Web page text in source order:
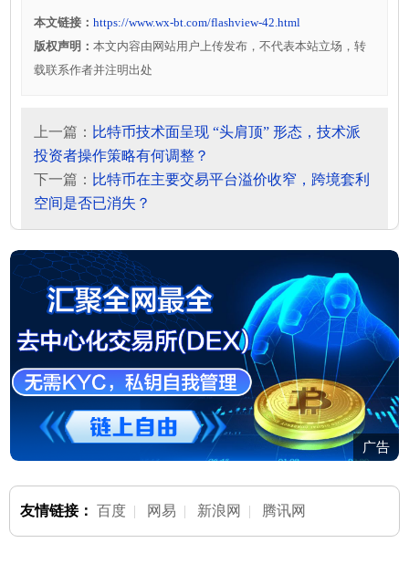
本文链接：https://www.wx-bt.com/flashview-42.html
版权声明：本文内容由网站用户上传发布，不代表本站立场，转
载联系作者并注明出处
上一篇： 比特币技术面呈现 “头肩顶” 形态，技术派
投资者操作策略有何调整？
下一篇： 比特币在主要交易平台溢价收窄，跨境套利
空间是否已消失？
广告
友情链接： 百度 | 网易 | 新浪网 | 腾讯网